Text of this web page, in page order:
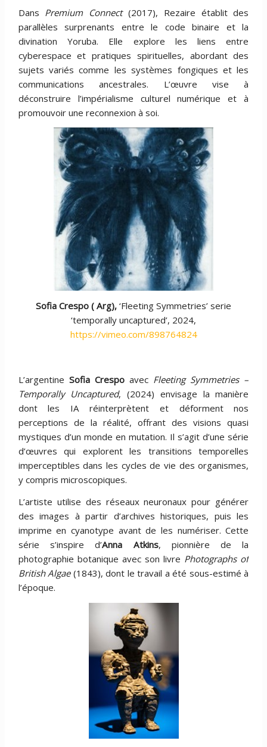
Dans Premium Connect(2017), Rezaire établit des
parallèles surprenants entre le code binaire et la
divination Yoruba. Elle explore les liens entre
cyberespace et pratiques spirituelles, abordant des
sujets variés comme les systèmes fongiques et les
communications ancestrales. L’œuvre vise à
déconstruire l’impérialisme culturel numérique et à
promouvoir une reconnexion à soi.
Sofia Crespo ( Arg), ‘Fleeting Symmetries’ serie
‘temporally uncaptured’, 2024,
https://vimeo.com/898764824
L’argentine Sofia Crespoavec Fleeting Symmetries –
Temporally Uncaptured, (2024) envisage la manière
dont les IA réinterprètent et déforment nos
perceptions de la réalité, offrant des visions quasi
mystiques d’un monde en mutation. Il s’agit d’une série
d’œuvres qui explorent les transitions temporelles
imperceptibles dans les cycles de vie des organismes,
y compris microscopiques.
L’artiste utilise des réseaux neuronaux pour générer
des images à partir d’archives historiques, puis les
imprime en cyanotype avant de les numériser. Cette
série s’inspire d’Anna Atkins, pionnière de la
photographie botanique avec son livre Photographs of
British Algae(1843), dont le travail a été sous-estimé à
l’époque.